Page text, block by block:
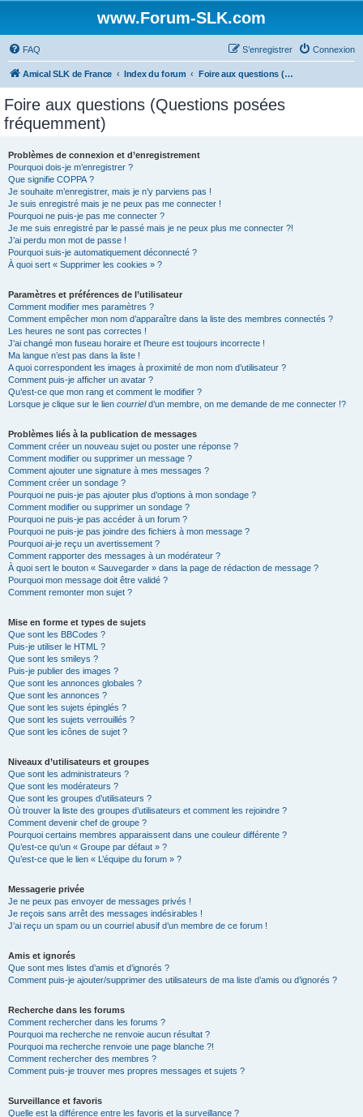
www.Forum-SLK.com
FAQ Connexion
S’enregistrer
Amical SLK de France Index du forum Foire aux questions (Questions posées fréquemment)
Foire aux questions (Questions posées
fréquemment)
Problèmes de connexion et d’enregistrement
Pourquoi dois-je m’enregistrer ?
Que signifie COPPA ?
Je souhaite m’enregistrer, mais je n’y parviens pas !
Je suis enregistré mais je ne peux pas me connecter !
Pourquoi ne puis-je pas me connecter ?
Je me suis enregistré par le passé mais je ne peux plus me connecter ?!
J’ai perdu mon mot de passe !
Pourquoi suis-je automatiquement déconnecté ?
À quoi sert « Supprimer les cookies » ?
Paramètres et préférences de l’utilisateur
Comment modifier mes paramètres ?
Comment empêcher mon nom d’apparaître dans la liste des membres connectés ?
Les heures ne sont pas correctes !
J’ai changé mon fuseau horaire et l’heure est toujours incorrecte !
Ma langue n’est pas dans la liste !
A quoi correspondent les images à proximité de mon nom d’utilisateur ?
Comment puis-je afficher un avatar ?
Qu’est-ce que mon rang et comment le modifier ?
Lorsque je clique sur le lien courrield’un membre, on me demande de me connecter !?
Problèmes liés à la publication de messages
Comment créer un nouveau sujet ou poster une réponse ?
Comment modifier ou supprimer un message ?
Comment ajouter une signature à mes messages ?
Comment créer un sondage ?
Pourquoi ne puis-je pas ajouter plus d’options à mon sondage ?
Comment modifier ou supprimer un sondage ?
Pourquoi ne puis-je pas accéder à un forum ?
Pourquoi ne puis-je pas joindre des fichiers à mon message ?
Pourquoi ai-je reçu un avertissement ?
Comment rapporter des messages à un modérateur ?
À quoi sert le bouton « Sauvegarder » dans la page de rédaction de message ?
Pourquoi mon message doit être validé ?
Comment remonter mon sujet ?
Mise en forme et types de sujets
Que sont les BBCodes ?
Puis-je utiliser le HTML ?
Que sont les smileys ?
Puis-je publier des images ?
Que sont les annonces globales ?
Que sont les annonces ?
Que sont les sujets épinglés ?
Que sont les sujets verrouillés ?
Que sont les icônes de sujet ?
Niveaux d’utilisateurs et groupes
Que sont les administrateurs ?
Que sont les modérateurs ?
Que sont les groupes d’utilisateurs ?
Où trouver la liste des groupes d’utilisateurs et comment les rejoindre ?
Comment devenir chef de groupe ?
Pourquoi certains membres apparaissent dans une couleur différente ?
Qu’est-ce qu’un « Groupe par défaut » ?
Qu’est-ce que le lien « L’équipe du forum » ?
Messagerie privée
Je ne peux pas envoyer de messages privés !
Je reçois sans arrêt des messages indésirables !
J’ai reçu un spam ou un courriel abusif d’un membre de ce forum !
Amis et ignorés
Que sont mes listes d’amis et d’ignorés ?
Comment puis-je ajouter/supprimer des utilisateurs de ma liste d’amis ou d’ignorés ?
Recherche dans les forums
Comment rechercher dans les forums ?
Pourquoi ma recherche ne renvoie aucun résultat ?
Pourquoi ma recherche renvoie une page blanche ?!
Comment rechercher des membres ?
Comment puis-je trouver mes propres messages et sujets ?
Surveillance et favoris
Quelle est la différence entre les favoris et la surveillance ?